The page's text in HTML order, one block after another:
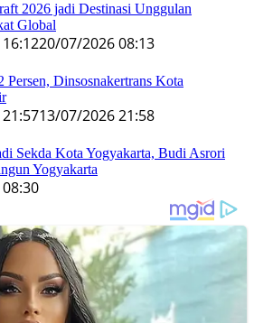
2026 jadi Destinasi Unggulan
Global
20/07/2026 08:13
Persen, Dinsosnakertrans Kota
13/07/2026 21:58
Sekda Kota Yogyakarta, Budi Asrori
Yogyakarta